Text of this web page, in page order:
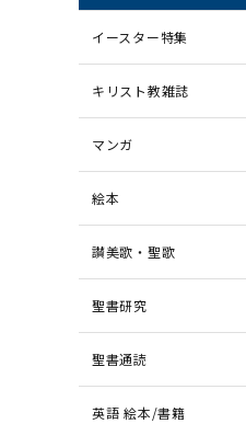
イースター特集
キリスト教雑誌
マンガ
絵本
讃美歌・聖歌
聖書研究
聖書通読
英語 絵本/書籍